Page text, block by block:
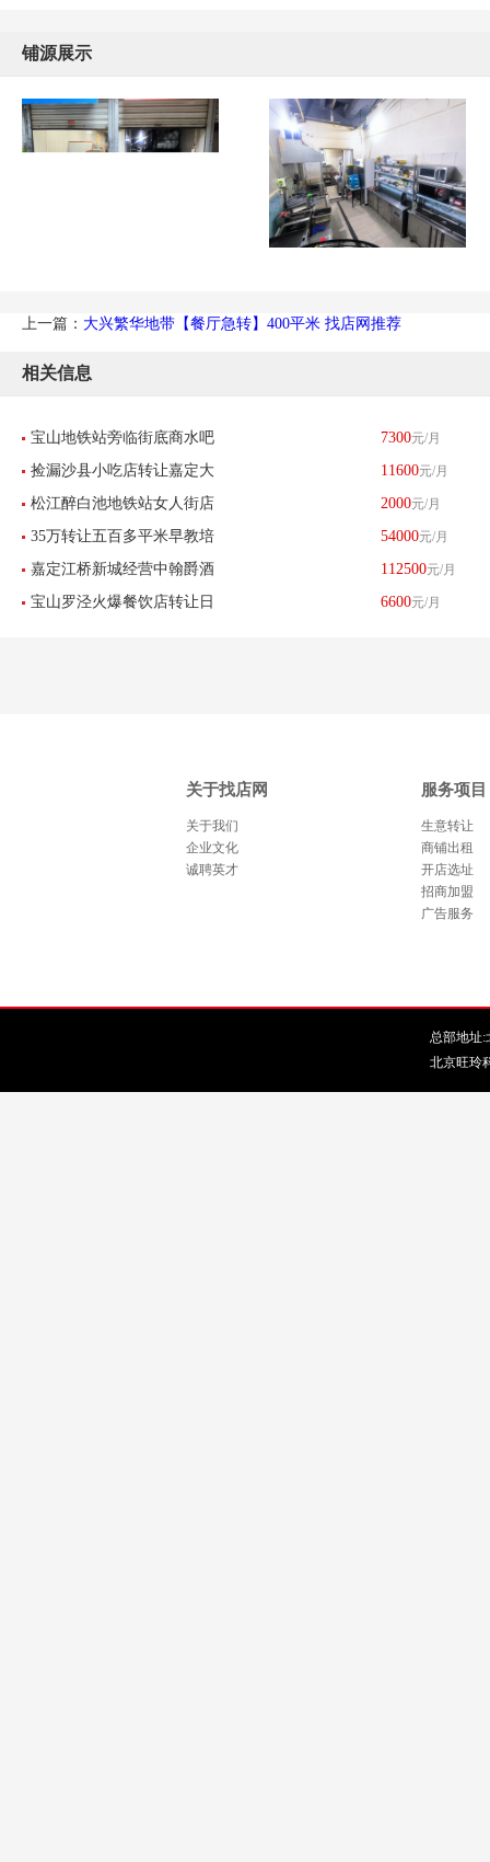
铺源展示
上一篇： 大兴繁华地带【餐厅急转】400平米 找店网推荐
相关信息
宝山地铁站旁临街底商水吧
小吃店早餐店杂货店低价转
7300元/月
捡漏沙县小吃店转让嘉定大
融城旁十字路口-已转让
11600元/月
松江醉白池地铁站女人街店
铺招租不限行业房租便宜没
2000元/月
35万转让五百多平米早教培
训机构钢琴-已转让
54000元/月
嘉定江桥新城经营中翰爵酒
店忍痛转让-已转让
112500元/月
宝山罗泾火爆餐饮店转让日 6600元/月
关于找店网
关于我们
企业文化
诚聘英才
服务项目
生意转让
商铺出租
开店选址
招商加盟
广告服务
总部地址:
北京旺玲